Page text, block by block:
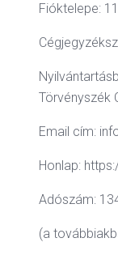
Fióktelepe:
Törvényszék
Email cím:
Honlap:
Adószám:
(a